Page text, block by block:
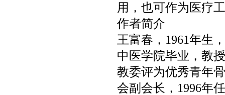
用，也可作为医疗
作者简介
王富春， 1961年生
中医学院毕业，教
教委评为优秀青年
会副会长， 1996年